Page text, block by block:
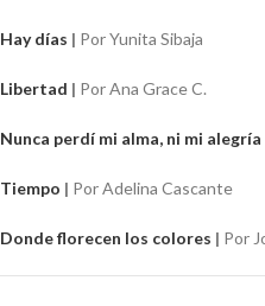
Hay días | Por Yunita Sibaja
Libertad | Por Ana Grace C.
Nunca perdí mi alma, ni mi alegría
Tiempo | Por Adelina Cascante
Donde florecen los colores | Por